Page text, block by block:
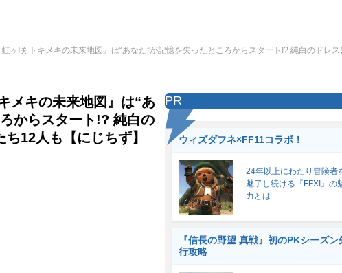
虹ヶ咲 トキメキの未来地図』は“あなた”が記憶を失ったところからスタート!? 純白のドレス
メキの未来地図』は“あ
からスタート!? 純白の
12人も【にじちず】
PR
ウィズダフネ×FF11コラボ！
24年以上にわたり冒険者
魅了し続ける『FFXI』の
力とは
『信長の野望 真戦』初のPKシーズン
行攻略